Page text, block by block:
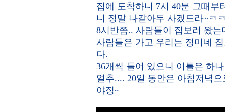
집에 도착하니 7시 40분 그때
니 정말 나같아두 사겠드라~ㅋ
8시반쯤.. 사람들이 집보러 왔
사람들은 가고 우리는 정미네
다.
36개씩 들어 있으니 이틀은 하
얼추.... 20일 동안은 아침저녁
야징~